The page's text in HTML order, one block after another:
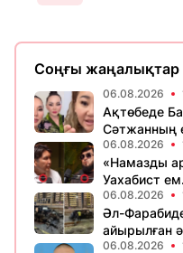
Соңғы жаңалықтар
06.08.2026
Ақтөбеде
Сәтжанның
06.08.2026
«Намазды
Уахабист
06.08.2026
Әл-
айырылған
06.08.2026